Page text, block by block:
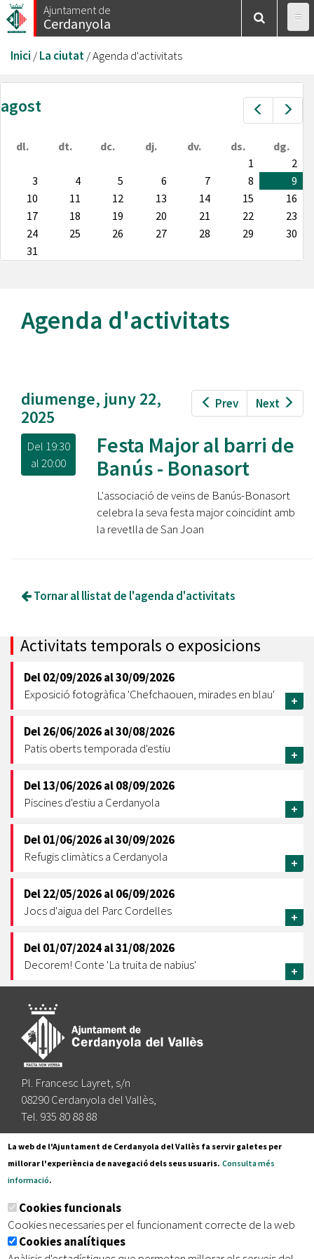
Vés
al
Ajuntament de
Cerdanyola
Esteu
aquí
Inici /La ciutat/Agenda d'activitats
Prev
agost
dl. dt. dc. dj. dv. ds.
dg.
1
2
3
4 5 6 7 8
9
10
11 12 13 14 15
16
17
18 19 20 21 22
23
24
25 26 27 28 29
30
31
Agenda d'activitats
Prev Next
diumenge, juny 22,
2025
Del 19:30
al20:00
Festa Major al barri de
Banús - Bonasort
L'associació de veïns de Banús-Bonasort
celebra la seva festa major coincidint amb
la revetlla de San Joan
Tornar al llistat de l'agenda d'activitats
Activitats temporals o exposicions
Del02/09/2026al30/09/2026
Exposició fotogràfica 'Chefchaouen, mirades en blau'
+
Del26/06/2026al30/08/2026
Patis oberts temporada d'estiu
+
Del13/06/2026al08/09/2026
Piscines d'estiu a Cerdanyola
+
Del01/06/2026al30/09/2026
Refugis climàtics a Cerdanyola
+
Del22/05/2026al06/09/2026
Jocs d'aigua del Parc Cordelles
+
Del01/07/2024al31/08/2026
Decorem! Conte 'La truita de nabius'
+
Pl. Francesc Layret, s/n
08290 Cerdanyola del Vallès,
Tel. 935 80 88 88
Segueix-nos a:
Subscriu-te al nostre butlletí
Inici | Avís legal | Protecció de dades
La web de l'Ajuntament de Cerdanyola del Vallès fa servir galetes per
millorar l'experiència de navegació dels seus usuaris. Consulta més
informació.
Cookies funcionals
Cookies necessaries per el funcionament correcte de la web
Cookies analítiques